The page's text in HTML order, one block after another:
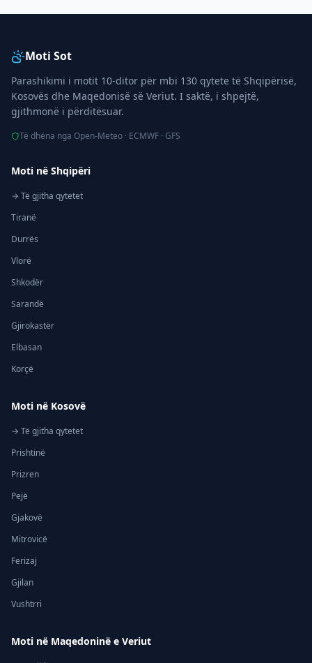
Moti Sot
Parashikimi i motit 10-ditor për mbi 130 qytete të Shqipërisë,
Kosovës dhe Maqedonisë së Veriut. I saktë, i shpejtë,
gjithmonë i përditësuar.
Të dhëna nga Open-Meteo · ECMWF · GFS
Moti në Shqipëri
→ Të gjitha qytetet
Tiranë
Durrës
Vlorë
Shkodër
Sarandë
Gjirokastër
Elbasan
Korçë
Moti në Kosovë
→ Të gjitha qytetet
Prishtinë
Prizren
Pejë
Gjakovë
Mitrovicë
Ferizaj
Gjilan
Vushtrri
Moti në Maqedoninë e Veriut